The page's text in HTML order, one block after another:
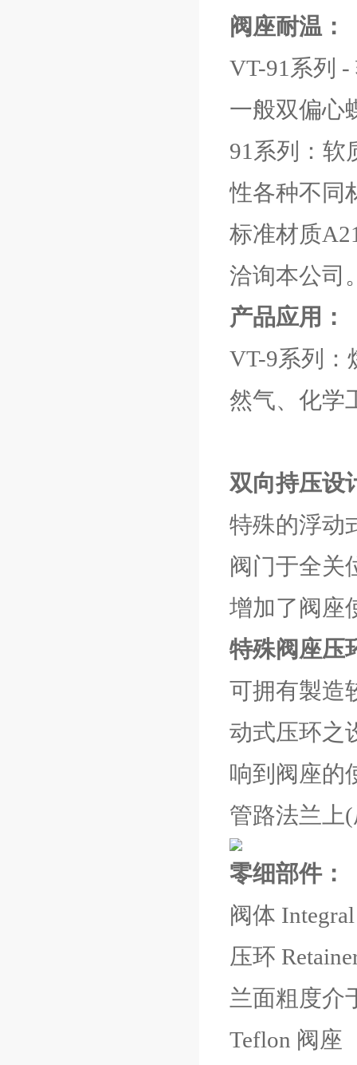
阀座耐温：
VT-91系列
一般双偏心
91系列：软
性各种不同
标准材质
洽询本公司
产品应用：
VT-9系列：
然气、化学
双向持压设
特殊的浮动
阀门于全关
增加了阀座
特殊阀座压
可拥有製造
动式压环之
响到阀座的
管路法兰上
零细部件：
阀体
压环
兰面粗度介
Teflon 阀座